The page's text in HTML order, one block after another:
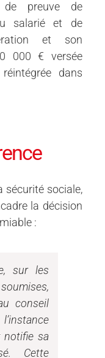
preuve de
salarié et de
et son
000 € versée
dans
sécurité sociale,
la décision
:
sur les
conseil
notifie sa
Cette